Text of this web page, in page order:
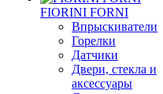
FIORINI FORNI
Впрыскиватели
Горелки
Датчики
Двери, стекла и
аксессуары